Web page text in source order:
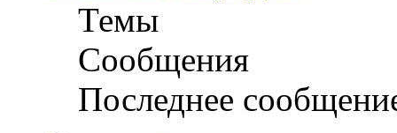
Темы
Сообщения
Последнее